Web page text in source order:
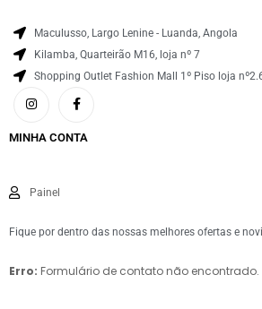
Maculusso, Largo Lenine - Luanda, Angola
Kilamba, Quarteirão M16, loja nº 7
Shopping Outlet Fashion Mall 1º Piso loja
MINHA CONTA
Painel
Fique por dentro das nossas melhores ofertas e
Erro: Formulário de contato não encontrado.